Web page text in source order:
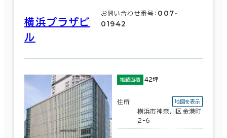
横浜プラザビ
ル
お問い合わせ番号： 007-
01942
掲載面積 42坪
住所
横浜市神奈川区金港町
2-6
地図を表示